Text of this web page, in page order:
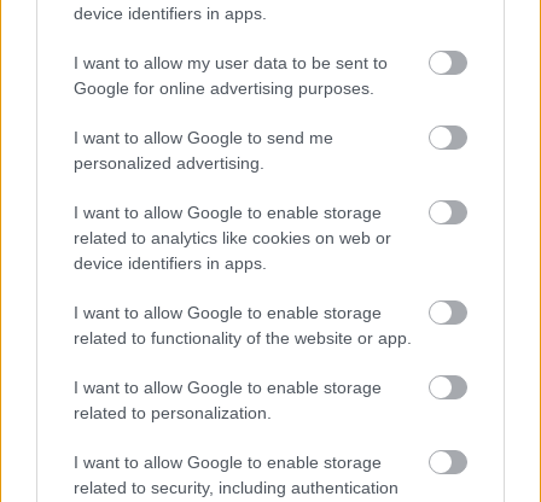
device identifiers in apps.
I want to allow my user data to be sent to
Google for online advertising purposes.
I want to allow Google to send me
personalized advertising.
I want to allow Google to enable storage
related to analytics like cookies on web or
device identifiers in apps.
I want to allow Google to enable storage
related to functionality of the website or app.
I want to allow Google to enable storage
related to personalization.
I want to allow Google to enable storage
related to security, including authentication
Manchester United
Felkészülési szezon 4. mérkőzés
Nya Ullevi, Göteborg
Leeds Unitedvs Manchester United2026-08-12 20:30
AC MilanvsManchester United2026-08-15 18:00
ELŐZŐ MÉRKŐZÉSEK
Támogatás
Támogasd adományoddal